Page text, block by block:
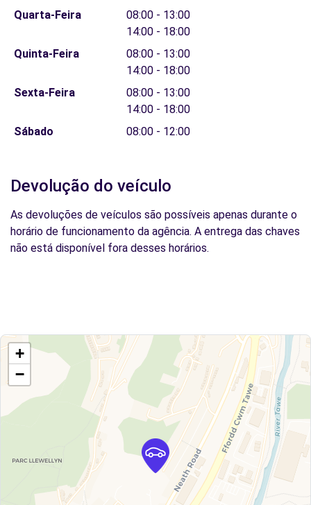
Quarta-Feira
08:00 - 13:00
14:00 - 18:00
Quinta-Feira
08:00 - 13:00
14:00 - 18:00
Sexta-Feira
08:00 - 13:00
14:00 - 18:00
Sábado
08:00 - 12:00
Devolução do veículo
As devoluções de veículos são possíveis apenas durante o
horário de funcionamento da agência. A entrega das chaves
não está disponível fora desses horários.
+
−